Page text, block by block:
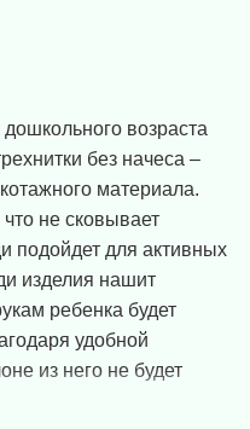
возраста
без начеса –
материала.
не сковывает
подойдет для активных
изделия нашит
ребенка будет
удобной
из него не будет